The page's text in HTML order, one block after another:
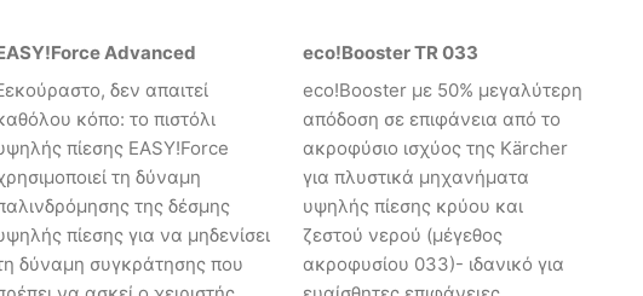
Advanced
δεν απαιτεί
κόπο: το πιστόλι
πίεσης EASY!Force
τη δύναμη
της δέσμης
πίεσης για να μηδενίσει
δύναμη συγκράτησης που
eco!Booster TR 033
eco!Booster με 50% μεγαλύτερη
απόδοση σε επιφάνεια από το
ακροφύσιο ισχύος της Kärcher
για πλυστικά μηχανήματα
υψηλής πίεσης κρύου και
ζεστού νερού (μέγεθος
ακροφυσίου 033)- ιδανικό για